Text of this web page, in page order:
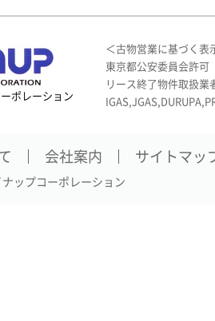
ポレーション
＜古物営業に基づく表
東京都公安委員会許
リース終了物件取扱業
会社案内 サイトマッ
ップコーポレーション